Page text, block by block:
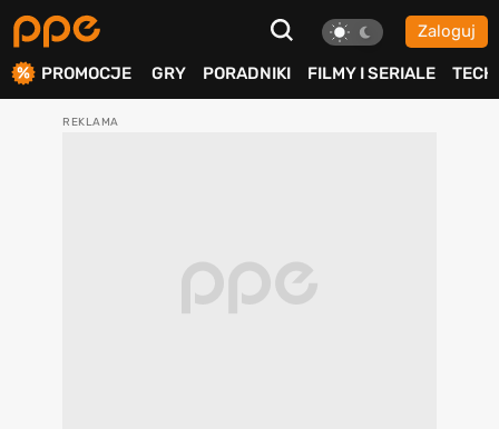
Zaloguj
PROMOCJE GRY PORADNIKI FILMY I SERIALE TECH